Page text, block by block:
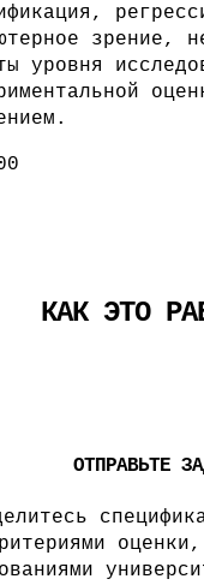
зрение,
уровня
КАК ЭТО
ОТПРАВЬТЕ